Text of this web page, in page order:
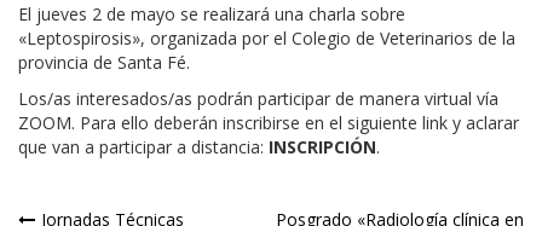
El jueves 2 de mayo se realizará una charla sobre
«Leptospirosis», organizada por el Colegio de Veterinarios de la
provincia de Santa Fé.
Los/as interesados/as podrán participar de manera virtual vía
ZOOM. Para ello deberán inscribirse en el siguiente link y aclarar
que van a participar a distancia: INSCRIPCIÓN.
Jornadas Técnicas
Posgrado «Radiología clínica en